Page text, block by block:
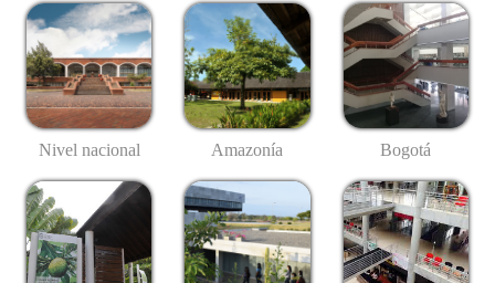
Nivel nacional Amazonía Bogotá